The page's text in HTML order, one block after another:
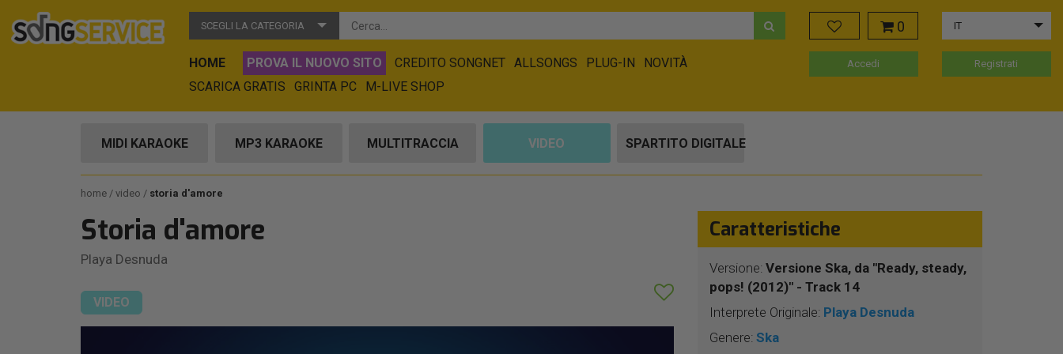
SCEGLI LA CATEGORIA
HOME PROVA IL NUOVO SITO CREDITO SONGNET ALLSONGS PLUG-IN
NOVITÀ
SCARICA GRATIS
GRINTA PC M-LIVE SHOP
0 IT
Accedi Registrati
MIDI KARAOKE MP3 KARAOKE MULTITRACCIA VIDEO SPARTITO DIGITALE
home video storia d'amore
Storia d'amore
Playa Desnuda
VIDEO
Caratteristiche
Versione: Versione Ska, da "Ready, steady,
pops! (2012)" - Track 14
Interprete Originale: Playa Desnuda
Genere: Ska